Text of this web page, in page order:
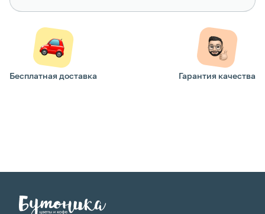
Бесплатная доставка Гарантия качества